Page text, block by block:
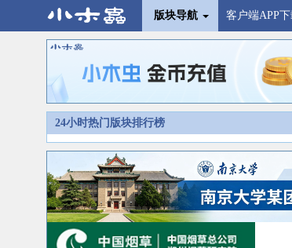
版块导航 客户端APP
24小时热门版块排行榜